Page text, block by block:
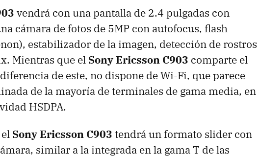
vendrá con una pantalla de 2.4 pulgadas con
cámara de fotos de 5MP con autofocus, flash
estabilizador de la imagen, detección de rostros
Mientras que el Sony Ericsson C903 comparte el
de este, no dispone de Wi-Fi, que parece
de la mayoría de terminales de gama media, en
HSDPA.
Sony Ericsson C903 tendrá un formato slider con
similar a la integrada en la gama T de las